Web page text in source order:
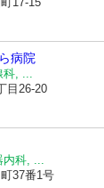
病院
科, ...
目26-20
内科, ...
37番1号